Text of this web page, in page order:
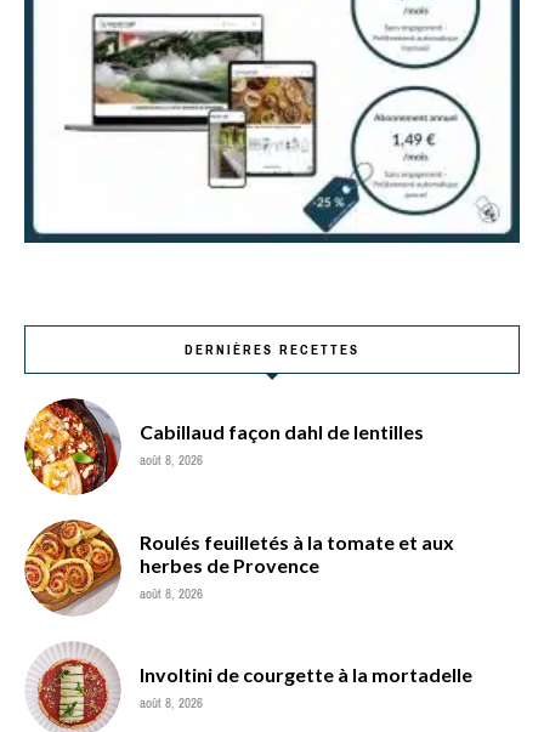
DERNIÈRES RECETTES
Cabillaud façon dahl de lentilles
août 8, 2026
Roulés feuilletés à la tomate et aux
herbes de Provence
août 8, 2026
Involtini de courgette à la mortadelle
août 8, 2026